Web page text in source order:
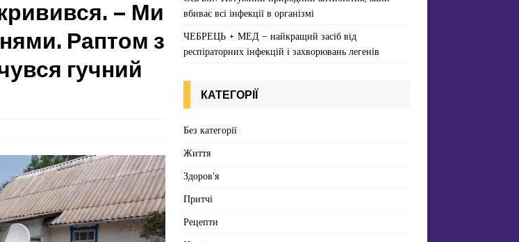
– Ми
Раптом з
гучний
вбиває всі інфекції в організмі
ЧЕБРЕЦЬ + МЕД – найкращий засіб від
респіраторних інфекцій і захворювань легенів
КАТЕГОРІЇ
Без категорії
Життя
Здоров'я
Притчі
Рецепти